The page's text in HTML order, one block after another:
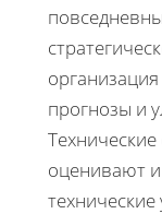
прогнозы и
оценивают